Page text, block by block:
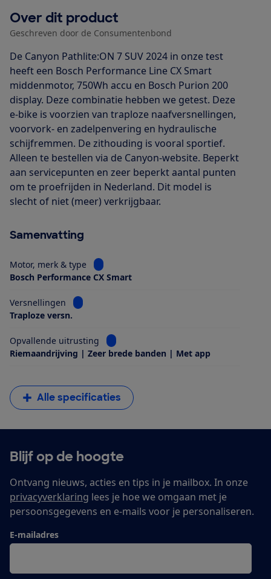
Over dit product
Geschreven door de Consumentenbond
De Canyon Pathlite:ON 7 SUV 2024 in onze test
heeft een Bosch Performance Line CX Smart
middenmotor, 750Wh accu en Bosch Purion 200
display. Deze combinatie hebben we getest. Deze
e-bike is voorzien van traploze naafversnellingen,
voorvork- en zadelpenvering en hydraulische
schijfremmen. De zithouding is vooral sportief.
Alleen te bestellen via de Canyon-website. Beperkt
aan servicepunten en zeer beperkt aantal punten
om te proefrijden in Nederland. Dit model is
slecht of niet (meer) verkrijgbaar.
Samenvatting
Motor, merk & type
Bekijk informatie voor Motor, merk & type
Bosch Performance CX Smart
Versnellingen
Bekijk informatie voor Versnellingen
Traploze versn.
Opvallende uitrusting
Bekijk informatie voor Opvallende
Riemaandrijving | Zeer brede banden | Met app
Alle specificaties
Blijf op de hoogte
Ontvang nieuws, acties en tips in je mailbox. In onze
privacyverklaring lees je hoe we omgaan met je
persoonsgegevens en e-mails voor je personaliseren.
E-mailadres